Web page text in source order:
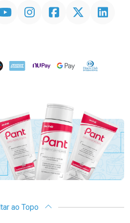
InstagramFacebookTwitter Linkedin
AMEX NuPay Google PayDiners Club
ao Topo